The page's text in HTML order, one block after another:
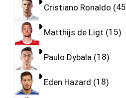
Cristiano Ronaldo 45
Matthijs de Ligt 15
Paulo Dybala 18
Eden Hazard 18